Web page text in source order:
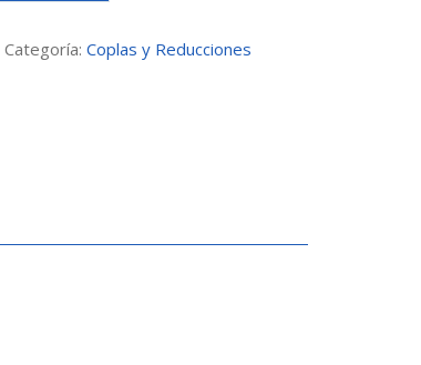
Categoría:Coplas y Reducciones